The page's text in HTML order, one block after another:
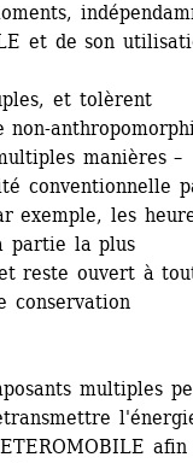
et de son
et tolèrent
manières –
conventionnelle
exemple, les
partie la plus
reste ouvert à
conservation
multiples
afin